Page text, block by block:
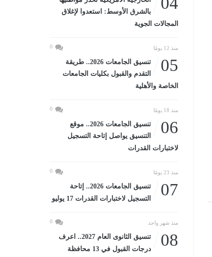
بالشرق الأوسط: استعدوا لإغلاق
المجالات الجوية
منذ 12 يومًا 0
05
تنسيق الجامعات 2026.. طريقة
التقدم والقبول بكليات الجامعات
الخاصة والأهلية
منذ 18 يومًا 0
06
تنسيق الجامعات 2026.. موقع
التنسيق يواصل إتاحة التسجيل
لاختبارات القدرات
منذ 23 يومًا 0
07
تنسيق الجامعات 2026.. إتاحة
التسجيل لاختبارات القدرات 17 يوليو
منذ شهر واحد 0
08
تنسيق الثانوى العام 2027.. اعرف
درجات القبول في 13 محافظة